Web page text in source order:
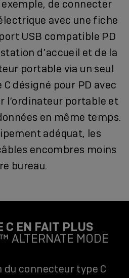
de connecter
avec une fiche
USB compatible PD
station d’accueil et de la
portable via un seul
désigné pour PD avec
l’ordinateur portable et
en même temps.
adéquat, les
encombres moins
bureau.
C EN FAIT PLUS
ALTERNATE MODE
connecteur type C